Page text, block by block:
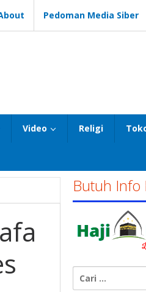
Pedoman Media Siber
Video Religi
Butuh Info
untuk: